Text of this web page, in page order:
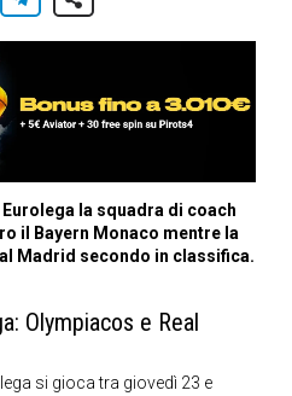
la squadra di coach
il Bayern Monaco mentre la
Madrid secondo in classifica.
Olympiacos e Real
si gioca tra giovedì 23 e